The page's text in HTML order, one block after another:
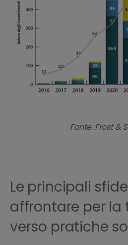
Fonte: Frost &
Le principali
affrontare per la
verso pratiche